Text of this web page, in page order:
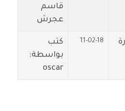
قاسم
عجرش
11-02-18
كتب
بواسطة:
oscar